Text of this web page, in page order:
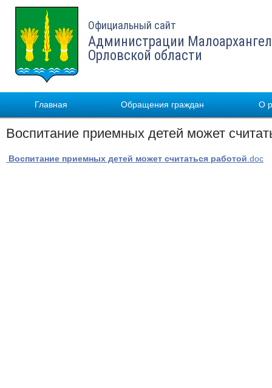
Официальный сайт
Администрации
Орловской области
Главная Обращения граждан О
Воспитание приемных детей может
Воспитание приемных детей может считаться работой .doc